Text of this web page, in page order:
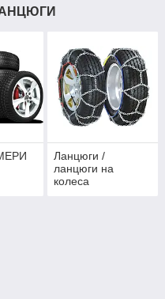
Ланцюги /
ланцюги на
колеса